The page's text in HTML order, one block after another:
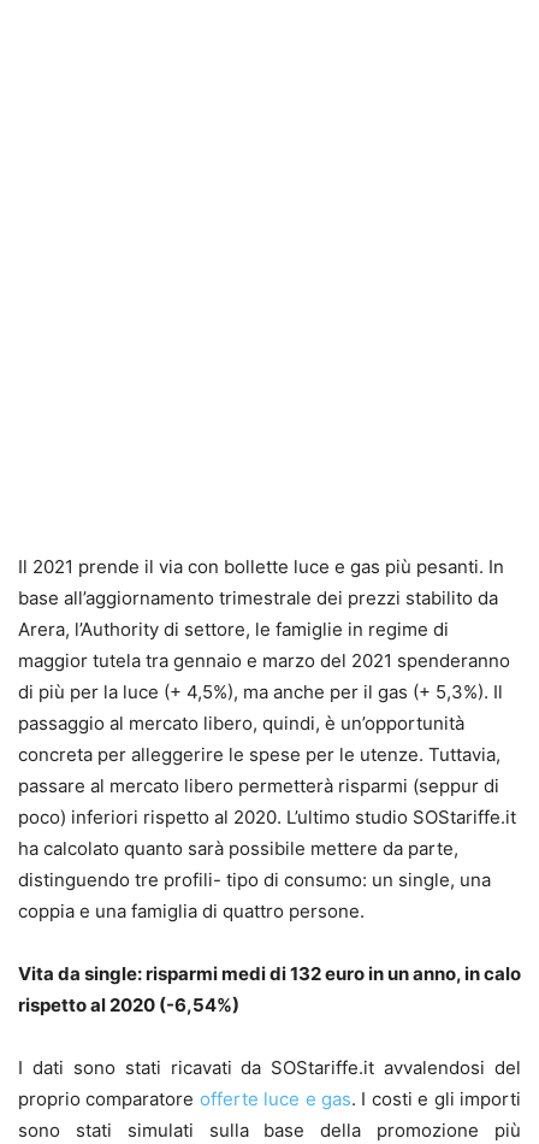
Il 2021 prende il via con bollette luce e gas più pesanti. In
base all’aggiornamento trimestrale dei prezzi stabilito da
Arera, l’Authority di settore, le famiglie in regime di
maggior tutela tra gennaio e marzo del 2021 spenderanno
di più per la luce (+ 4,5%), ma anche per il gas (+ 5,3%). Il
passaggio al mercato libero, quindi, è un’opportunità
concreta per alleggerire le spese per le utenze. Tuttavia,
passare al mercato libero permetterà risparmi (seppur di
poco) inferiori rispetto al 2020. L’ultimo studio SOStariffe.it
ha calcolato quanto sarà possibile mettere da parte,
distinguendo tre profili- tipo di consumo: un single, una
coppia e una famiglia di quattro persone.
Vita da single: risparmi medi di 132 euro in un anno, in calo
rispetto al 2020 (-6,54%)
I dati sono stati ricavati da SOStariffe.it avvalendosi del
proprio comparatore offerte luce e gas. I costi e gli importi
sono stati simulati sulla base della promozione più